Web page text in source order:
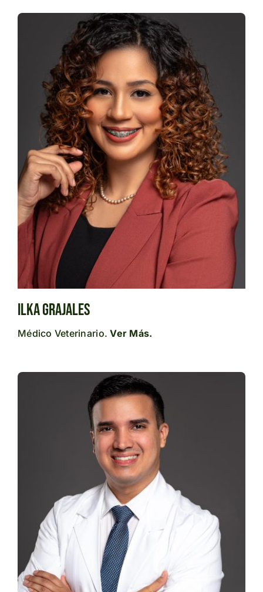
Ilka Grajales
Médico Veterinario. Ver Más.